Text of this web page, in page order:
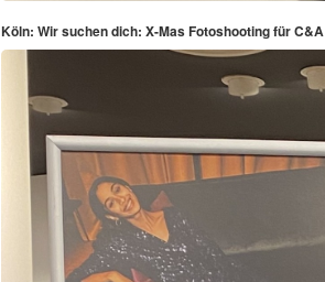
Köln: Wir suchen dich: X-Mas Fotoshooting für C&A